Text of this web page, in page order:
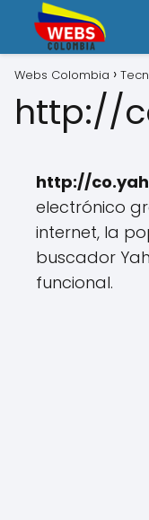
Webs Colombia
http://
http://
electrónico
internet, la
buscador
funcional.